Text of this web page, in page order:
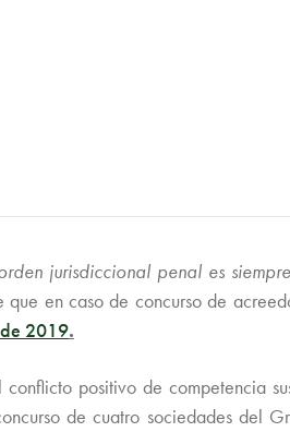
jurisdiccional penal es
que en caso de concurso de
2019.
positivo de competencia
de cuatro sociedades del